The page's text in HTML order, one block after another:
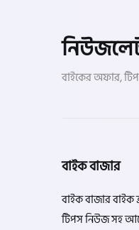
বাইকের অফার,
বাইক বাজার
বাইক বাজার বাইক
টিপস নিউজ সহ